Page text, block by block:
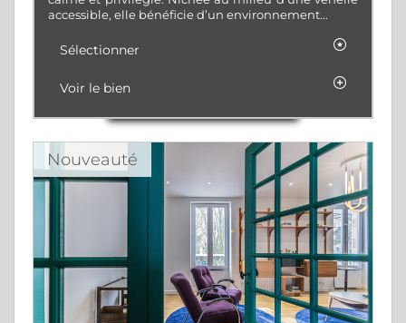
accessible, elle bénéficie d’un environnement...
Sélectionner
Voir le bien
Nouveauté